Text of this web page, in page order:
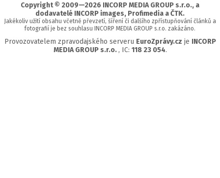
Copyright © 2009—2026 INCORP MEDIA GROUP s.r.o., a
dodavatelé INCORP images, Profimedia a ČTK.
Jakékoliv užití obsahu včetně převzetí, šíření či dalšího zpřístupňování článků a
fotografií je bez souhlasu INCORP MEDIA GROUP s.r.o. zakázáno.
Provozovatelem zpravodajského serveru EuroZprávy.cz je INCORP
MEDIA GROUP s.r.o. , IC: 118 23 054.